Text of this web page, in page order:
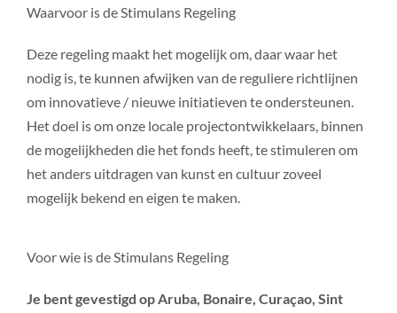
Waarvoor is de Stimulans Regeling
Deze regeling maakt het mogelijk om, daar waar het
nodig is, te kunnen afwijken van de reguliere richtlijnen
om innovatieve / nieuwe initiatieven te ondersteunen.
Het doel is om onze locale projectontwikkelaars, binnen
de mogelijkheden die het fonds heeft, te stimuleren om
het anders uitdragen van kunst en cultuur zoveel
mogelijk bekend en eigen te maken.
Voor wie is de Stimulans Regeling
Je bent gevestigd op Aruba, Bonaire, Curaçao, Sint